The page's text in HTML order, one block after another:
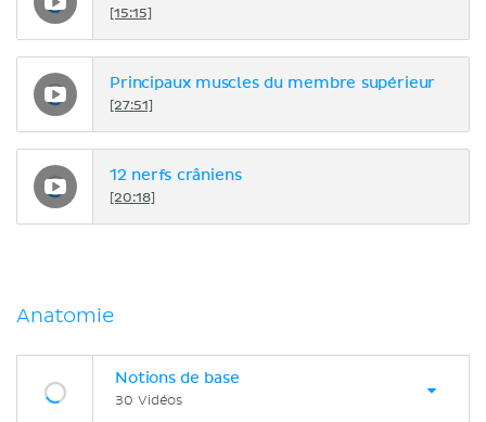
[15:15]
Principaux muscles du membre supérieur
[27:51]
12 nerfs crâniens
[20:18]
Anatomie
Notions de base
30 Vidéos